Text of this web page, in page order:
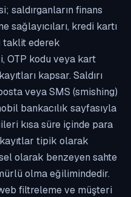
saldırganların finans
sağlayıcıları, kredi kartı
ederek
OTP kodu veya kart
kapsar. Saldırı
veya SMS (smishing)
bankacılık sayfasıyla
kısa süre içinde para
tipik olarak
olarak benzeyen sahte
olma eğilimindedir.
filtreleme ve müşteri